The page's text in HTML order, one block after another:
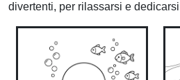
divertenti, per rilassarsi e